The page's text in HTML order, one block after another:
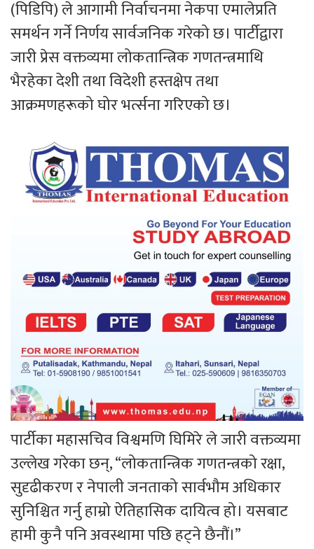
(पिडिपि) ले आगामी निर्वाचनमा नेकपा एमालेप्रति
समर्थन गर्ने निर्णय सार्वजनिक गरेको छ। पार्टीद्वारा
जारी प्रेस वक्तव्यमा लोकतान्त्रिक गणतन्त्रमाथि
भैरहेका देशी तथा विदेशी हस्तक्षेप तथा
आक्रमणहरूको घोर भर्त्सना गरिएको छ।
पार्टीका महासचिव विश्वमणि घिमिरे ले जारी वक्तव्यमा
उल्लेख गरेका छन्, “लोकतान्त्रिक गणतन्त्रको रक्षा,
सुदृढीकरण र नेपाली जनताको सार्वभौम अधिकार
सुनिश्चित गर्नु हाम्रो ऐतिहासिक दायित्व हो। यसबाट
हामी कुनै पनि अवस्थामा पछि हट्ने छैनौं।”